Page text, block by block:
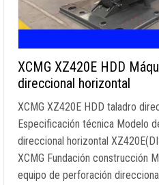
XCMG XZ420E HDD
direccional horizontal
XCMG XZ420E HDD taladro
Especificación técnica Modelo
direccional horizontal
XCMG Fundación construcción
equipo de perforación